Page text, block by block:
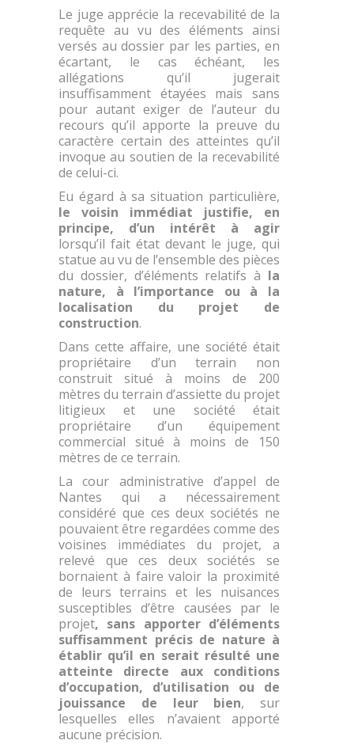
Le juge apprécie la recevabilité de la
requête au vu des éléments ainsi
versés au dossier par les parties, en
écartant, le cas échéant, les
allégations qu’il jugerait
insuffisamment étayées mais sans
pour autant exiger de l’auteur du
recours qu’il apporte la preuve du
caractère certain des atteintes qu’il
invoque au soutien de la recevabilité
de celui-ci.
Eu égard à sa situation particulière,
le voisin immédiat justifie, en
principe, d’un intérêt à agir
lorsqu’il fait état devant le juge, qui
statue au vu de l’ensemble des pièces
du dossier, d’éléments relatifs à la
nature, à l’importance ou à la
localisation du projet de
construction.
Dans cette affaire, une société était
propriétaire d’un terrain non
construit situé à moins de 200
mètres du terrain d’assiette du projet
litigieux et une société était
propriétaire d’un équipement
commercial situé à moins de 150
mètres de ce terrain.
La cour administrative d’appel de
Nantes qui a nécessairement
considéré que ces deux sociétés ne
pouvaient être regardées comme des
voisines immédiates du projet, a
relevé que ces deux sociétés se
bornaient à faire valoir la proximité
de leurs terrains et les nuisances
susceptibles d’être causées par le
projet, sans apporter d’éléments
suffisamment précis de nature à
établir qu’il en serait résulté une
atteinte directe aux conditions
d’occupation, d’utilisation ou de
jouissance de leur bien, sur
lesquelles elles n’avaient apporté
aucune précision.